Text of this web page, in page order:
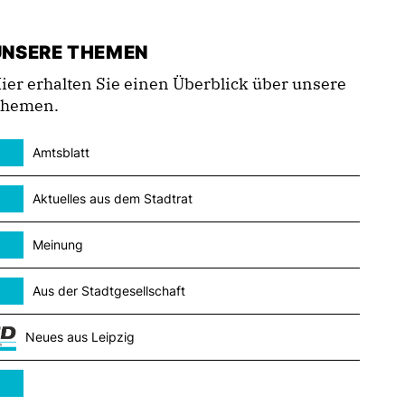
THEMEN
erhalten Sie einen Überblick über unsere
Amtsblatt
Aktuelles aus dem Stadtrat
Meinung
Aus der Stadtgesellschaft
Neues aus Leipzig